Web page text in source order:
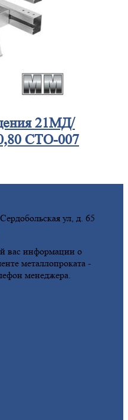
21МД/
СТО-007
ул, д. 65
вас информации о
металлопроката -
менеджера.